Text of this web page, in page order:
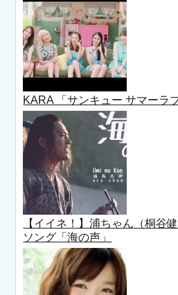
KARA 「サンキュー サマーラブ
【イイネ！】浦ちゃん（桐谷
ソング「海の声」